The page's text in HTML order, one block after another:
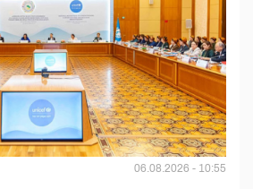
06.08.2026 - 10:55